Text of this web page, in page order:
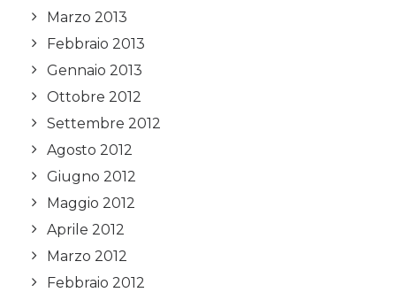
Marzo 2013
Febbraio 2013
Gennaio 2013
Ottobre 2012
Settembre 2012
Agosto 2012
Giugno 2012
Maggio 2012
Aprile 2012
Marzo 2012
Febbraio 2012